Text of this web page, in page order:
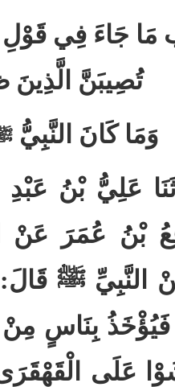
مَا جَاءَ فِي قَوْلِ
تُصِيبَنَّ
وَمَا كَانَ النَّبِيُّ
عَلِيُّ بْنُ عَبْدِ
بْنُ عُمَرَ عَنْ
النَّبِيِّﷺ قَالَ:
بِنَاسٍ مِنْ
عَلَى